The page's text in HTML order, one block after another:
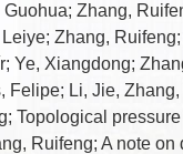
Guohua; Zhang,
Zhang,
Ye, Xiangdong;
Felipe; Li, Jie,
Topological
Ruifeng; A note